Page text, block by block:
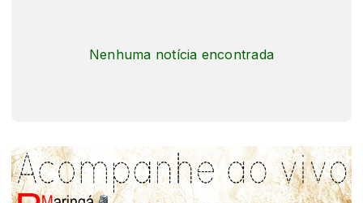
Nenhuma notícia encontrada